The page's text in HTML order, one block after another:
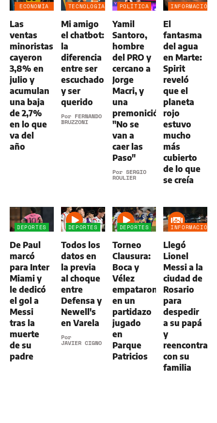
ECONOMÍA
Las
ventas
minoristas
cayeron
3,8% en
julio y
acumulan
una baja
de 2,7%
en lo que
va del
año
TECNOLOGÍA
Mi amigo
el chatbot:
la
diferencia
entre ser
escuchado
y ser
querido
Por FERNANDO
BRUZZONI
POLÍTICA
Yamil
Santoro,
hombre
del PRO y
cercano a
Jorge
Macri, y
una
premonición:
"No se
van a
caer las
Paso"
Por SERGIO
ROULIER
INFORMACIÓN
El
fantasma
del agua
en Marte:
Spirit
reveló
que el
planeta
rojo
estuvo
mucho
más
cubierto
de lo que
se creía
DEPORTES
De Paul
marcó
para Inter
Miami y
le dedicó
el gol a
Messi
tras la
muerte
de su
padre
DEPORTES
Todos los
datos en
la previa
al choque
entre
Defensa y
Newell's
en Varela
Por
JAVIER CIGNO
DEPORTES
Torneo
Clausura:
Boca y
Vélez
empataron
en un
partidazo
jugado
en
Parque
Patricios
INFORMACIÓN
Llegó
Lionel
Messi a la
ciudad de
Rosario
para
despedir
a su papá
y
con su
familia